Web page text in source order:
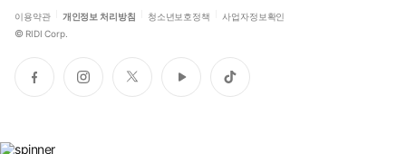
이용약관 개인정보 처리방침 청소년보호정책 사업자정보확인
© RIDI Corp.
페
이
인
스
트
위
유
튜
틱
톡